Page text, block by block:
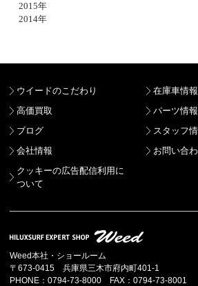
2015年
2014年
ウイードのこだわり
在庫車情報
高価買取
パーツ情報
ブログ
スタッフ
会社情報
お問い合
クッキーの広告配信利用に
ついて
Weed本社・ショールーム
〒673-0415 兵庫県三木市府内町401-1
PHONE：0794-73-8000 FAX：0794-73-8001